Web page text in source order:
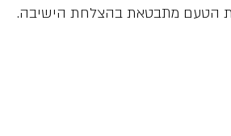
הטעם מתבטאת בהצלחת הישיבה.